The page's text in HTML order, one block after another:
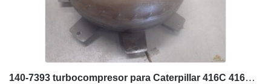
140-7393 turbocompresor para Caterpillar 416C 416D 420D 424D 428C 428D 436C retroexcavadora